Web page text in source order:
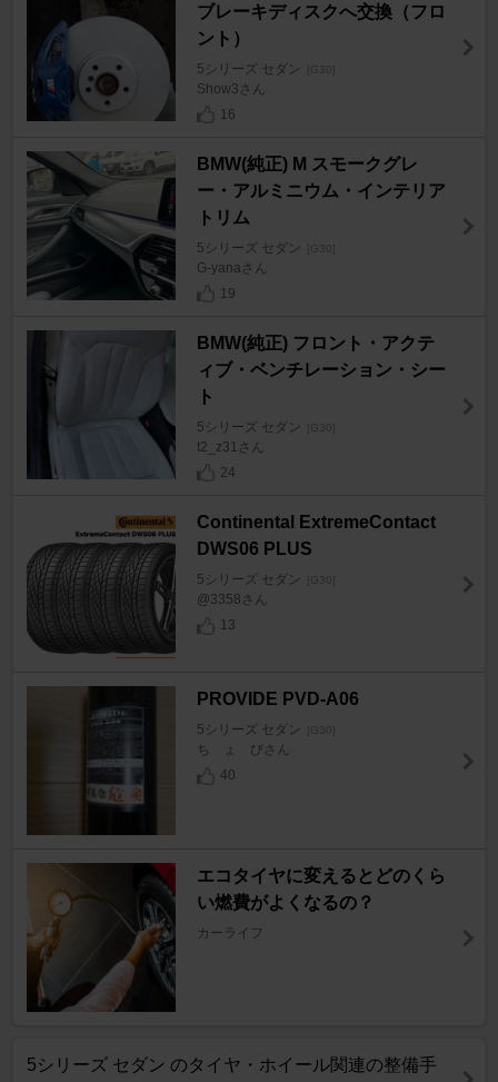
ブレーキディスクへ交換（フロ
ント）
5シリーズ セダン [G30]
Show3さん
16
BMW(純正) M スモークグレ
ー・アルミニウム・インテリア
トリム
5シリーズ セダン [G30]
G-yanaさん
19
BMW(純正) フロント・アクテ
ィブ・ベンチレーション・シー
ト
5シリーズ セダン [G30]
t2_z31さん
24
Continental ExtremeContact
DWS06 PLUS
5シリーズ セダン [G30]
@3358さん
13
PROVIDE PVD-A06
5シリーズ セダン [G30]
ち ょ びさん
40
エコタイヤに変えるとどのくら
い燃費がよくなるの？
カーライフ
5シリーズ セダン のタイヤ・ホイール関連の整備手